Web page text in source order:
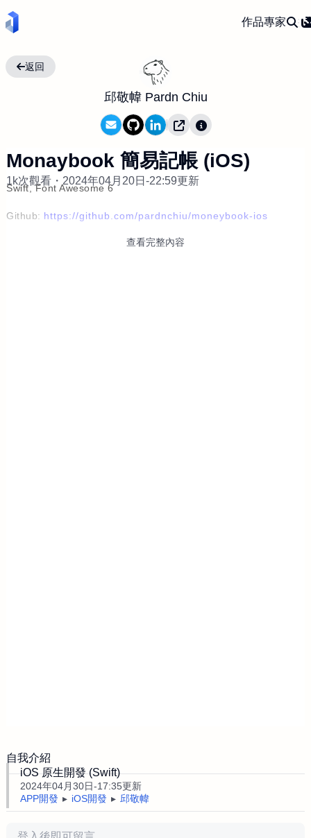
作品專家
返回
邱敬幃 Pardn Chiu
Monaybook 簡易記帳 (iOS)
1k次觀看・ 2024年04月20日-22:59更新
Swift, Font Awesome 6
Github: https://github.com/pardnchiu/moneybook-ios
https://www.linkedin.com/in/pardnchiu
查看完整內容
自我介紹
iOS 原生開發 (Swift)
2024年04月30日-17:35更新
APP開發
iOS開發 邱敬幃